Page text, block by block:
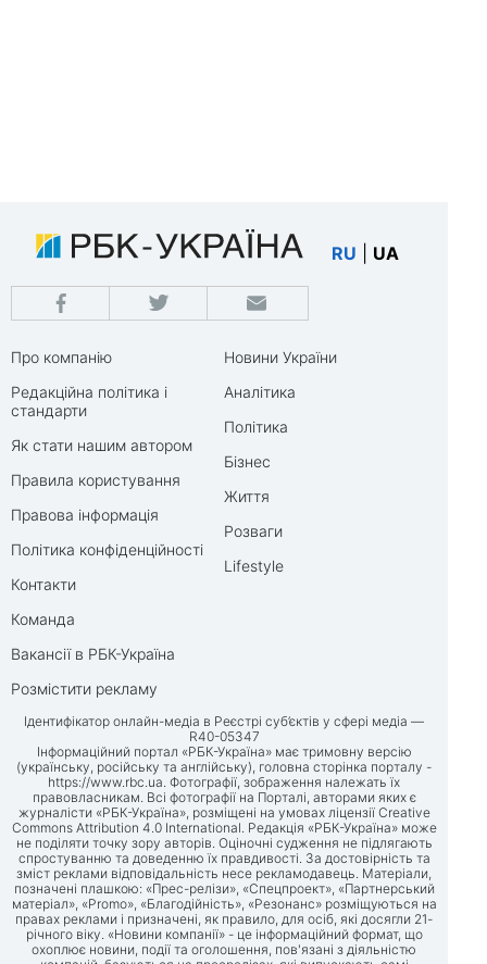
RU UA
Про компанію
Редакційна політика і
стандарти
Як стати нашим автором
Правила користування
Правова інформація
Політика конфіденційності
Контакти
Команда
Вакансії в РБК-Україна
Розмістити рекламу
Новини України
Аналітика
Політика
Бізнес
Життя
Розваги
Lifestyle
Ідентифікатор онлайн-медіа в Реєстрі суб’єктів у сфері медіа —
R40-05347
Інформаційний портал «РБК-Україна» має тримовну версію
(українську, російську та англійську), головна сторінка порталу -
https://www.rbc.ua. Фотографії, зображення належать їх
правовласникам. Всі фотографії на Порталі, авторами яких є
журналісти «РБК-Україна», розміщені на умовах ліцензії Creative
Commons Attribution 4.0 International. Редакція «РБК-Україна» може
не поділяти точку зору авторів. Оціночні судження не підлягають
спростуванню та доведенню їх правдивості. За достовірність та
зміст реклами відповідальність несе рекламодавець. Матеріали,
позначені плашкою: «Прес-релізи», «Спецпроект», «Партнерський
матеріал», «Promo», «Благодійність», «Резонанс» розміщуються на
правах реклами і призначені, як правило, для осіб, які досягли 21-
річного віку. «Новини компанії» - це інформаційний формат, що
охоплює новини, події та оголошення, пов'язані з діяльністю